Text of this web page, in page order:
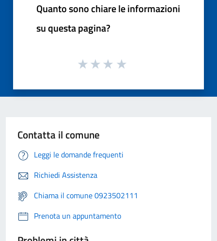
Quanto sono chiare le informazioni
su questa pagina?
Contatta il comune
Leggi le domande frequenti
Richiedi Assistenza
Chiama il comune 0923502111
Prenota un appuntamento